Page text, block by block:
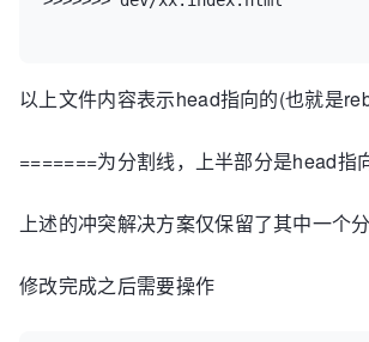
以上文件内容表示head指向的(也就是
=======为分割线，上半部分是head
上述的冲突解决方案仅保留了其中一个
修改完成之后需要操作